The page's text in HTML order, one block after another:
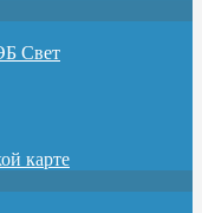
Свет
карте